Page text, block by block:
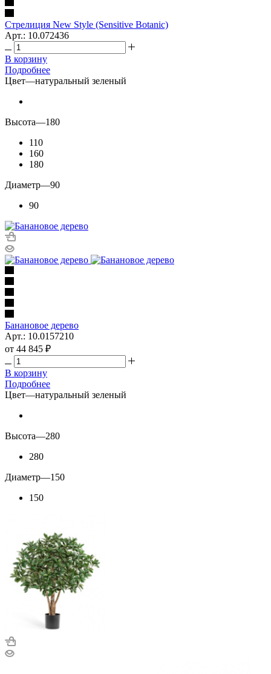
Стрелиция New Style (Sensitive Botanic)
Арт.: 10.072436
В корзину
Подробнее
Цвет—натуральный зеленый
Высота—180
110
160
180
Диаметр—90
90
Банановое дерево
Арт.: 10.0157210
от 44 845 ₽
В корзину
Подробнее
Цвет—натуральный зеленый
Высота—280
280
Диаметр—150
150